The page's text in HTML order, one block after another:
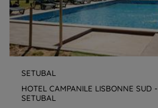
SETUBAL
HOTEL CAMPANILE LISBONNE SUD -
SETUBAL